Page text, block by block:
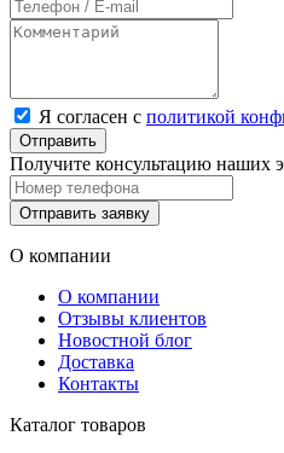
Я согласен с политикой
Отправить
Получите консультацию наших
Отправить заявку
О компании
О компании
Отзывы клиентов
Новостной блог
Доставка
Контакты
Каталог товаров